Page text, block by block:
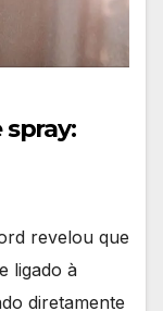
revelou que
ligado à
diretamente